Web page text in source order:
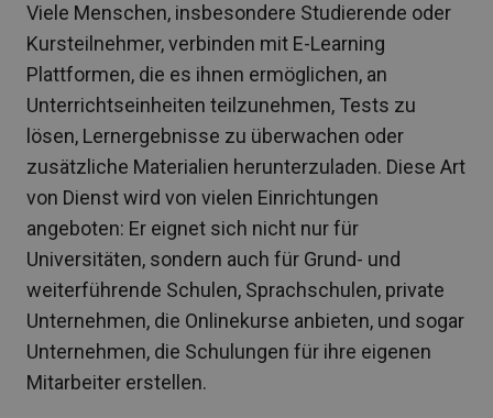
Viele Menschen, insbesondere Studierende oder
Kursteilnehmer, verbinden mit E-Learning
Plattformen, die es ihnen ermöglichen, an
Unterrichtseinheiten teilzunehmen, Tests zu
lösen, Lernergebnisse zu überwachen oder
zusätzliche Materialien herunterzuladen. Diese Art
von Dienst wird von vielen Einrichtungen
angeboten: Er eignet sich nicht nur für
Universitäten, sondern auch für Grund- und
weiterführende Schulen, Sprachschulen, private
Unternehmen, die Onlinekurse anbieten, und sogar
Unternehmen, die Schulungen für ihre eigenen
Mitarbeiter erstellen.